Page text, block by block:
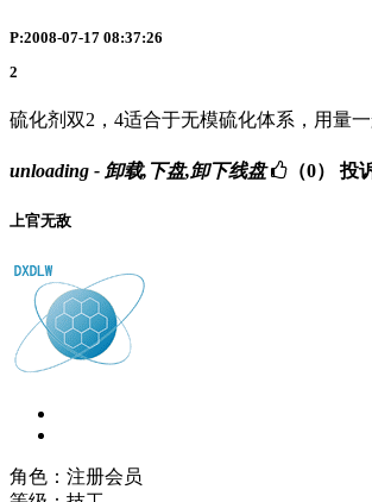
P:2008-07-17 08:37:26
2
硫化剂双2，4适合于无模硫化体系，用量
unloading - 卸载,下盘,卸下线盘 （0） 投
上官无敌
角色：注册会员